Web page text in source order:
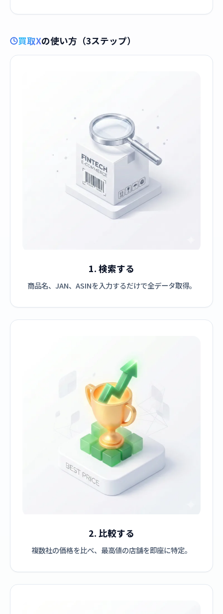
買取Xの使い方（3ステップ）
1. 検索する
商品名、JAN、ASINを入力するだけで全データ取得。
2. 比較する
複数社の価格を比べ、最高値の店舗を即座に特定。